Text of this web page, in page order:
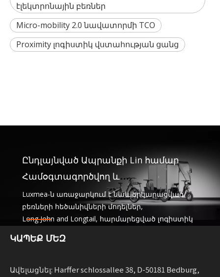
էլեկտրոնային բեռներ
Micro-mobility 2.0 նավատորմի TCO
Proximity լոգիստիկ վստահության ցանց
Ընդլայնված Ապրանքի Lin համար
Համօգտագործվող և
վարձակալական նավատորմեր
Luxmea-ն առաջարկում է նաև երկարացված
բեռների հեծանիվների մոդելներ,
Long John and Longtail, հարմարեցված լոգիստիկ
ծառայությունների և վարձակալության
համատեղում են ֆունկցիոնալությունը
կայուն շարժունակությունը ընդլայնող
ԿԱՊԵՔ ՄԵԶ
Ավելացնել: Harffer schlossallee 38, D-50181 Bedburg,